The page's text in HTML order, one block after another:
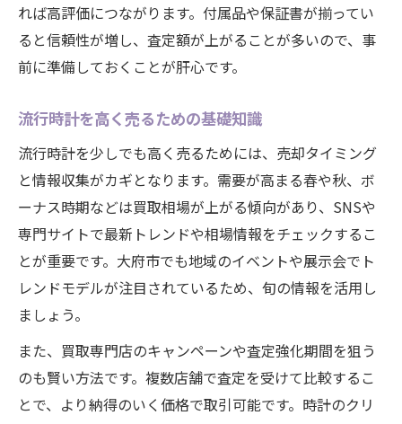
れば高評価につながります。付属品や保証書が揃ってい
ると信頼性が増し、査定額が上がることが多いので、事
前に準備しておくことが肝心です。
流行時計を高く売るための基礎知識
流行時計を少しでも高く売るためには、売却タイミング
と情報収集がカギとなります。需要が高まる春や秋、ボ
ーナス時期などは買取相場が上がる傾向があり、SNSや
専門サイトで最新トレンドや相場情報をチェックするこ
とが重要です。大府市でも地域のイベントや展示会でト
レンドモデルが注目されているため、旬の情報を活用し
ましょう。
また、買取専門店のキャンペーンや査定強化期間を狙う
のも賢い方法です。複数店舗で査定を受けて比較するこ
とで、より納得のいく価格で取引可能です。時計のクリ